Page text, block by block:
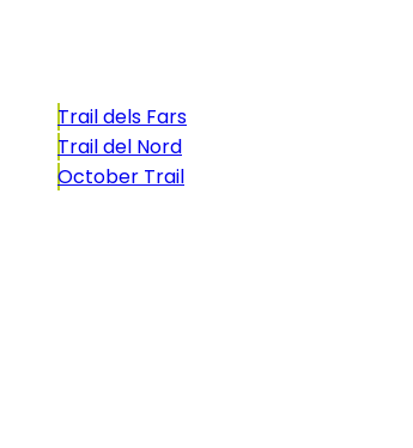
Trail dels Fars
Trail del Nord
October Trail